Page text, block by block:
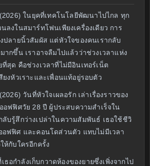
ในยุคที่เทคโนโลยีพัฒนาไปไกล ทุก
ลงในสมาร์ทโฟนเพียงเครื่องเดียว การ
ปลายนิ้วสัมผัส แต่หัวใจของคนเรากลับ
ากขึ้น เราอาจลืมไปแล้วว่าช่วงเวลาแห่ง
สุด คือช่วงเวลาที่ไม่มีอินเทอร์เน็ต
ยงหัวเราะและเพื่อนแท้อยู่รอบตัว
วันที่หัวใจเผลอรัก เล่าเรื่องราวของ
อฟฟิศวัย 28 ปี ผู้ประสบความสำเร็จใน
บรู้สึกว่างเปล่าในความสัมพันธ์ เธอใช้ชีวิ
อฟฟิศ และคอนโดส่วนตัว แทบไม่มีเวลา
ห้กับใครอีกครั้ง
อกำลังเก็บกวาดห้องของยายซึ่งเพิ่งจากไป